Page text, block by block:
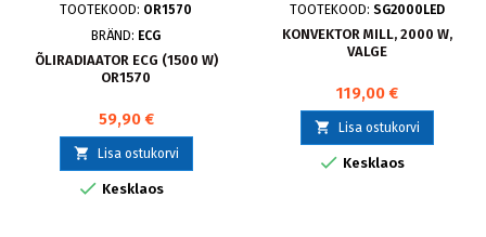
TOOTEKOOD: OR1570
BRÄND: ECG
ÕLIRADIAATOR ECG (1500 W)
OR1570
59,90 €
 Lisa ostukorvi
 Kesklaos
TOOTEKOOD: SG2000LED
KONVEKTOR MILL, 2000 W,
VALGE
119,00 €
 Lisa ostukorvi
 Kesklaos